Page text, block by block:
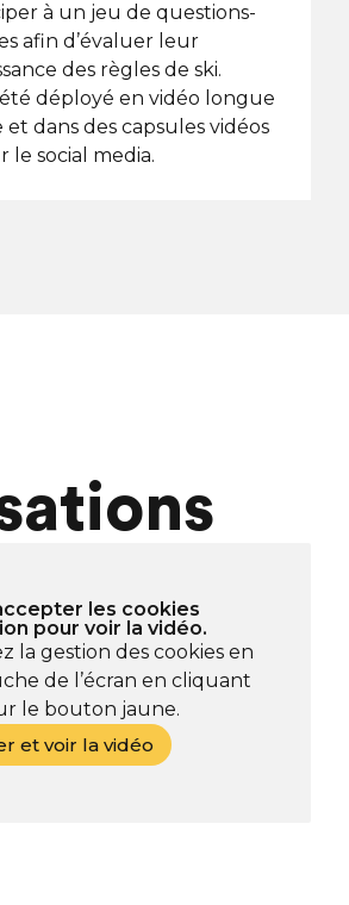
à un jeu de questions-
afin d’évaluer leur
des règles de ski.
déployé en vidéo longue
dans des capsules vidéos
le social media.
les cookies
pour voir la vidéo.
la gestion des cookies en
de l’écran en cliquant
le bouton jaune.
et voir la vidéo